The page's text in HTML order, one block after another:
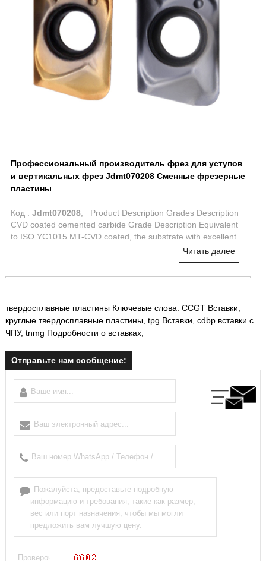
Профессиональный производитель фрез для уступов
и вертикальных фрез Jdmt070208 Сменные фрезерные
пластины
Код : Jdmt070208, Product Description Grades Description
CVD coated cemented carbide Grade Description Equivalent
to ISO YC1015 MT-CVD coated, the substrate with excellent...
Читать далее
твердосплавные пластины Ключевые слова: CCGT Вставки
круглые твердосплавные пластины, tpg Вставки cdbp вставки с
ЧПУ, tnmg Подробности о вставках,
Отправьте нам сообщение: